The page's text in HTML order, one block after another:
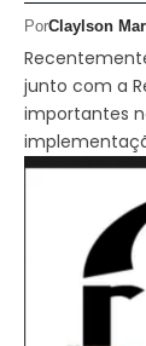
PorClaylson
junto com a
importantes